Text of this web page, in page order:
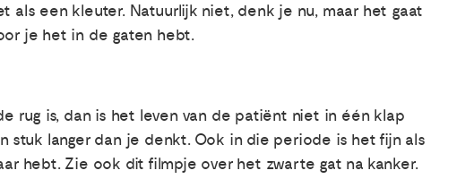
als een kleuter. Natuurlijk niet, denk je nu, maar het gaat
je het in de gaten hebt.
rug is, dan is het leven van de patiënt niet in één klap
stuk langer dan je denkt. Ook in die periode is het fijn als
hebt. Zie ook dit filmpje over het zwarte gat na kanker.